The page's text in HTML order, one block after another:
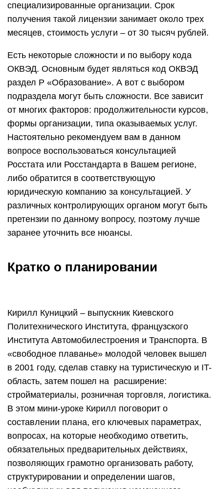
специализированные организации. Срок
получения такой лицензии занимает около трех
месяцев, стоимость услуги – от 30 тысяч рублей.
Есть некоторые сложности и по выбору кода
ОКВЭД. Основным будет являться код ОКВЭД
раздел P «Образование». А вот с выбором
подраздела могут быть сложности. Все зависит
от многих факторов: продолжительности курсов,
формы организации, типа оказываемых услуг.
Настоятельно рекомендуем вам в данном
вопросе воспользоваться консультацией
Росстата или Росстандарта в Вашем регионе,
либо обратится в соответствующую
юридическую компанию за консультацией. У
различных контролирующих органом могут быть
претензии по данному вопросу, поэтому лучше
заранее уточнить все нюансы.
Кратко о планировании
Кирилл Куницкий – выпускник Киевского
Политехнического Института, французского
Института Автомобилестроения и Транспорта. В
«свободное плаванье» молодой человек вышел
в 2001 году, сделав ставку на туристическую и IT-
область, затем пошел на расширение:
стройматериалы, розничная торговля, логистика.
В этом мини-уроке Кирилл поговорит о
составлении плана, его ключевых параметрах,
вопросах, на которые необходимо ответить,
обязательных предварительных действиях,
позволяющих грамотно организовать работу,
структурировании и определении шагов,